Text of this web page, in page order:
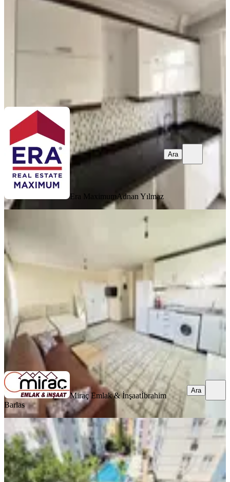
1+1·78 m²·2. Kat
Era Maximum Adnan Yılmaz
Ara
Emek Mahallesinde Temiz Ve Ferah
1. Kat·
Miraç Emlak & İnşaat İbrahim Barlas
Miraç Emlak & İnşaatİbrahim
Barlas
Ara
_3+1_eşyalı Dairehavuzlu_uygun
Antalya, Muratpaşa
3+1
·92 m²·2. Kat· 06.08.2026